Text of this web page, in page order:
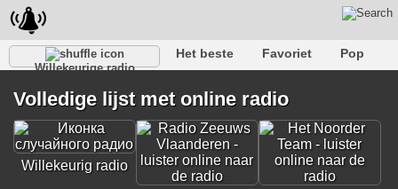
Willekeurige radio
Het beste Favoriet
Pop
Rap
Trans Falk Jazz Baby Klassiek
Volledige lijst met online radio
Willekeurig radio